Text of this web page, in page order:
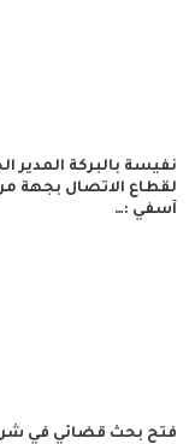
نفيسة بالبركة المدير
لقطاع الاتصال بجهة
آسفي :…
فتح بحث قضائي في